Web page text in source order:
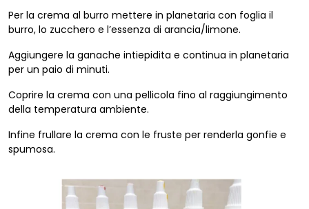
Per la crema al burro mettere in planetaria con foglia il
burro, lo zucchero e l’essenza di arancia/limone.
Aggiungere la ganache intiepidita e continua in planetaria
per un paio di minuti.
Coprire la crema con una pellicola fino al raggiungimento
della temperatura ambiente.
Infine frullare la crema con le fruste per renderla gonfie e
spumosa.